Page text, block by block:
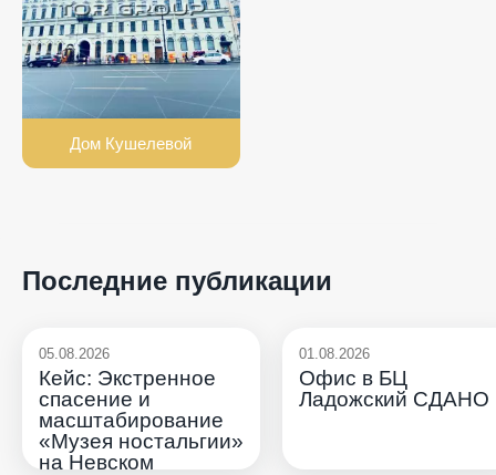
Дом Кушелевой
Последние публикации
05.08.2026
Кейс: Экстренное
спасение и
масштабирование
«Музея ностальгии»
на Невском
01.08.2026
Офис в БЦ
Ладожский СДАНО